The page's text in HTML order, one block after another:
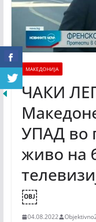
МАКЕДОНИЈА
ЧАКИ
УПАД во
живо на
￼
04.08.2022